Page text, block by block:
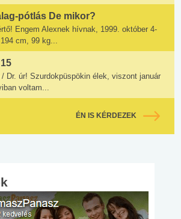
pótlás De mikor?
Engem Alexnek hívnak, 1999. október 4-
cm, 99 kg...
Dr. úr! Szurdokpüspökin élek, viszont január
voltam...
ÉN IS KÉRDEZEK